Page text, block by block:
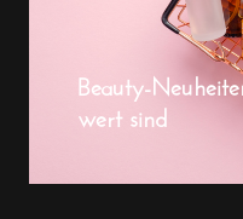
Beauty-
wert sind